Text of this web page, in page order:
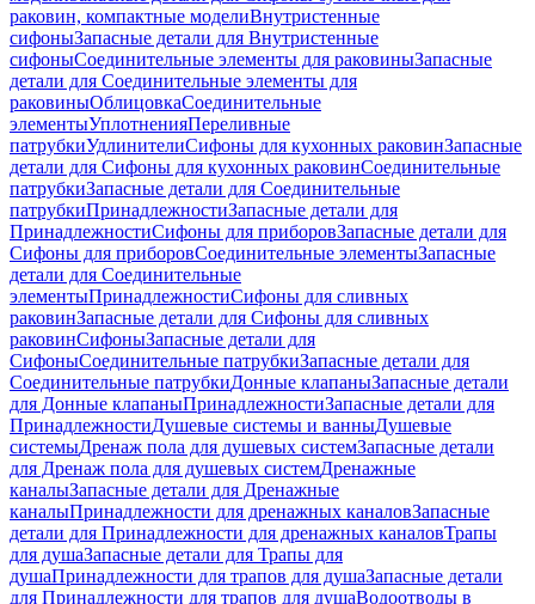
раковин, компактные моделиВнутристенные
сифоныЗапасные детали для Внутристенные
сифоныСоединительные элементы для раковиныЗапасные
детали для Соединительные элементы для
раковиныОблицовкаСоединительные
элементыУплотненияПереливные
патрубкиУдлинителиСифоны для кухонных раковинЗапасные
детали для Сифоны для кухонных раковинСоединительные
патрубкиЗапасные детали для Соединительные
патрубкиПринадлежностиЗапасные детали для
ПринадлежностиСифоны для приборовЗапасные детали для
Сифоны для приборовСоединительные элементыЗапасные
детали для Соединительные
элементыПринадлежностиСифоны для сливных
раковинЗапасные детали для Сифоны для сливных
раковинСифоныЗапасные детали для
СифоныСоединительные патрубкиЗапасные детали для
Соединительные патрубкиДонные клапаныЗапасные детали
для Донные клапаныПринадлежностиЗапасные детали для
ПринадлежностиДушевые системы и ванныДушевые
системыДренаж пола для душевых системЗапасные детали
для Дренаж пола для душевых системДренажные
каналыЗапасные детали для Дренажные
каналыПринадлежности для дренажных каналовЗапасные
детали для Принадлежности для дренажных каналовТрапы
для душаЗапасные детали для Трапы для
душаПринадлежности для трапов для душаЗапасные детали
для Принадлежности для трапов для душаВодоотводы в